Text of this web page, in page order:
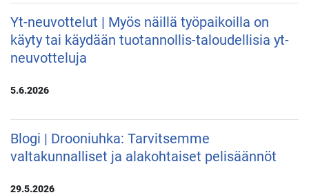
Yt-neuvottelut | Myös näillä työpaikoilla on
käyty tai käydään tuotannollis-taloudellisia yt-
neuvotteluja
5.6.2026
Blogi | Drooniuhka: Tarvitsemme
valtakunnalliset ja alakohtaiset pelisäännöt
29.5.2026